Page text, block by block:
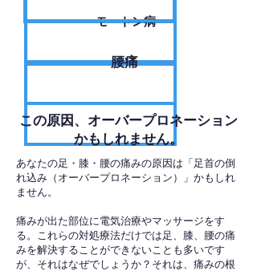
モートン病
腰痛
​この原因、オーバープロネーション
かもしれません。
あなたの足・膝・腰の痛みの原因は「足首の倒
れ込み（オーバープロネーション）」かもしれ
ません。
痛みが出た部位に電気治療やマッサージをす
る。これらの対処療法だけでは足、膝、腰の痛
みを解決することができないことも多いです
が、それはなぜでしょうか？それは、痛みの根